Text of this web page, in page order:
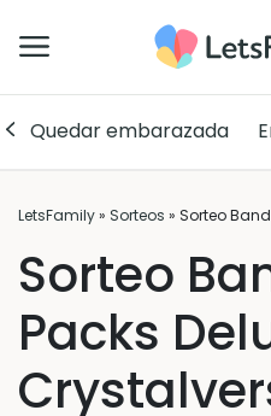
Quedar embarazada
LetsFamily» Sorteos » Sorteo
Sorteo
Packs